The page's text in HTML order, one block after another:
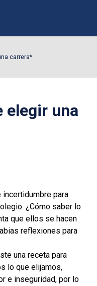
carrera*
elegir una
incertidumbre para
¿Cómo saber lo
que ellos se hacen
reflexiones para
una receta para
lo que elijamos,
e inseguridad, por lo